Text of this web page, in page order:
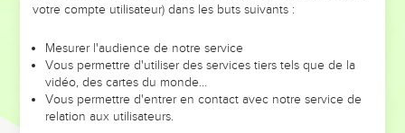
leur foi ou leur vision. Mais on voit moins les doutes, les erreurs
et les saisons difficiles qu'ils ont traversés, alors même que ce
sont elles qui les ont façonnés.
Dans cette conférence, leaders, entrepreneurs, et responsables
votre compte utilisateur) dans les buts suivants :
Mesurer l'audience de notre service
Vous permettre d'utiliser des services tiers tels que de la
vidéo, des cartes du monde…
Vous permettre d'entrer en contact avec notre service de
relation aux utilisateurs.